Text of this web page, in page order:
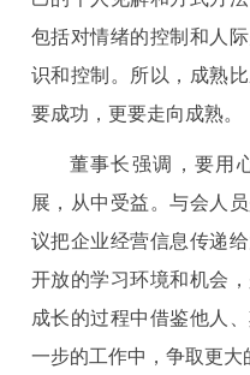
包括对情绪的控制和人
识和控制。所以，成熟
要成功，更要走向成熟。
董事长强调，要用
展，从中受益。与会人
议把企业经营信息传递
开放的学习环境和机会
成长的过程中借鉴他人
一步的工作中，争取更大